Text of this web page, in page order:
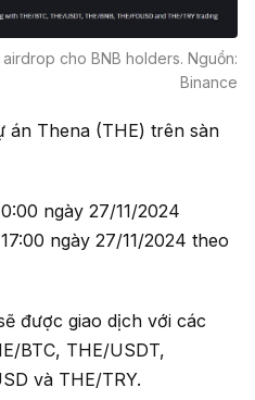
cho BNB holders. Nguồn:
Binance
án Thena (THE) trên sàn
ngày 27/11/2024
ngày 27/11/2024 theo
được giao dịch với các
BTC, THE/USDT,
và THE/TRY.